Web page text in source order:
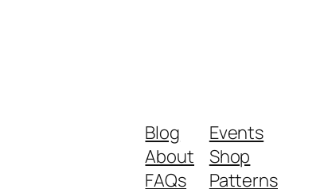
Blog
About
FAQs
Events
Shop
Patterns